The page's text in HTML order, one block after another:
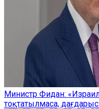
Министр Фидан:
тоқтатылмаса,